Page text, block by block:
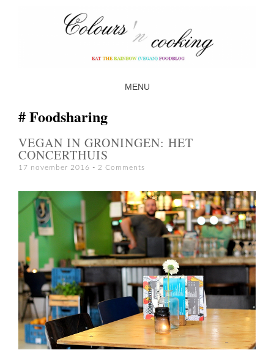
MENU
Foodsharing
VEGAN IN GRONINGEN: HET
CONCERTHUIS
17 november 2016 2 Comments